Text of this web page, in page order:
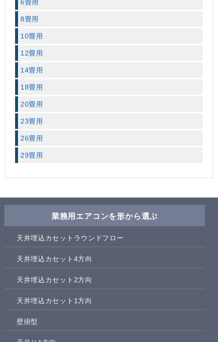
6畳用
8畳用
10畳用
12畳用
14畳用
18畳用
20畳用
23畳用
26畳用
29畳用
業務用エアコンを形から選ぶ
天井埋込カセットラウンドフロー
天井埋込カセット4方向
天井埋込カセット2方向
天井埋込カセット1方向
壁掛型